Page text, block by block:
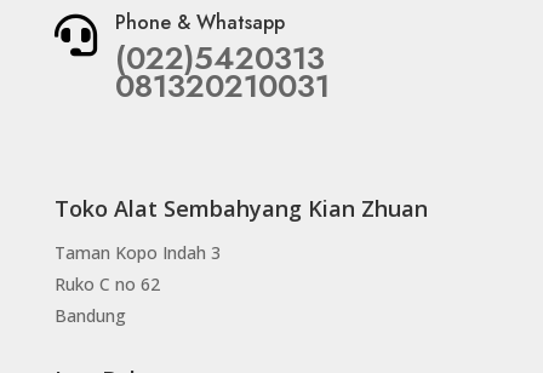
 Phone & Whatsapp
(022)5420313
081320210031
Toko Alat Sembahyang Kian Zhuan
Taman Kopo Indah 3
Ruko C no 62
Bandung